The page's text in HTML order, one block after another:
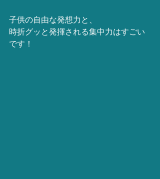
子供の自由な発想力と、
時折グッと発揮される集中力はすごい
です！